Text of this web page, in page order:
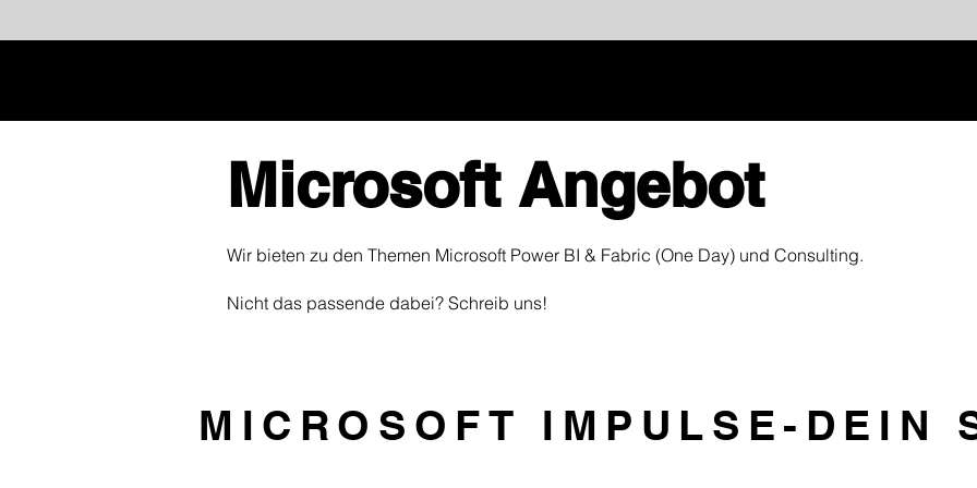
Microsoft Angebot
Wir bieten zu den Themen Microsoft Power BI & Fabric (One Day) und Consulting.
Nicht das passende dabei? Schreib uns!
MICROSOFT IMPULSE-DEIN